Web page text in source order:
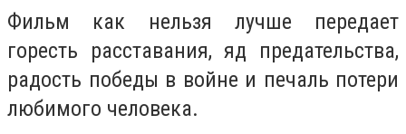
Фильм как нельзя лучше передает
горесть расставания, яд предательства,
радость победы в войне и печаль потери
любимого человека.